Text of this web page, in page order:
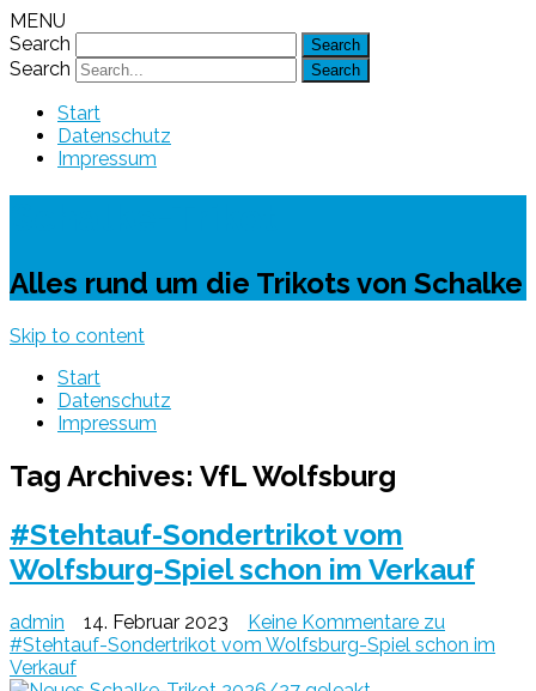
MENU
Search
Search
Start
Datenschutz
Impressum
Alles rund um die Trikots von Schalke
Skip to content
Start
Datenschutz
Impressum
Tag Archives: VfL Wolfsburg
#Stehtauf-Sondertrikot vom
Wolfsburg-Spiel schon im Verkauf
admin 14. Februar 2023 Keine Kommentare zu
#Stehtauf-Sondertrikot vom Wolfsburg-Spiel schon im
Verkauf